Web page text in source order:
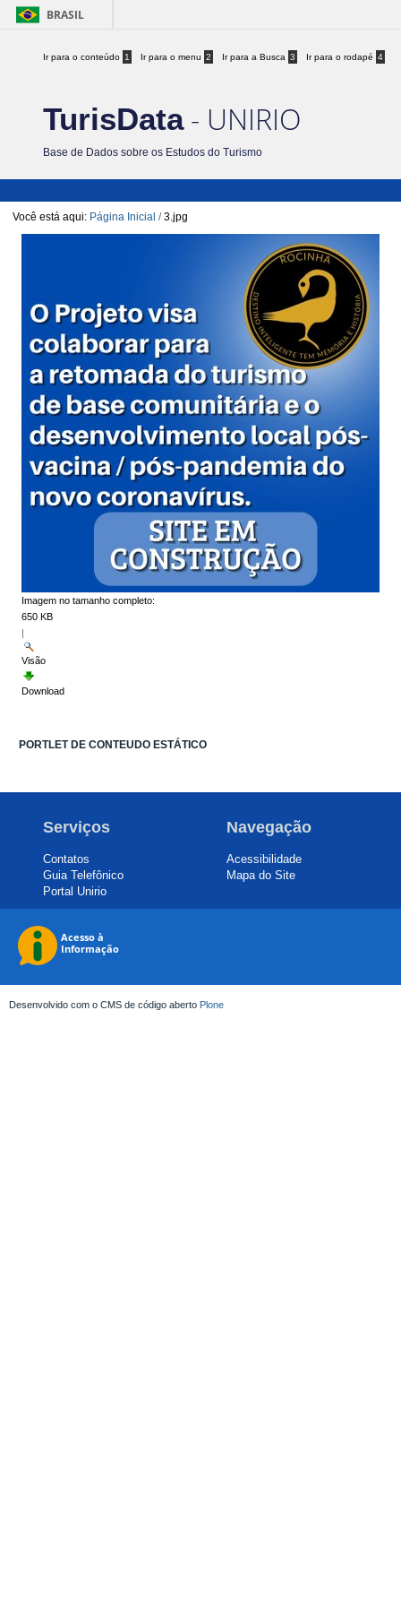
BRASIL
Ir para o conteúdo 1 Ir para o menu 2 Ir para a Busca 3 Ir para o rodapé 4
TurisData- UNIRIO
Base de Dados sobre os Estudos do Turismo
Você está aqui: Página Inicial /3.jpg
Imagem no tamanho completo:
650 KB
|
Visão
Download
PORTLET DE CONTEUDO ESTÁTICO
Serviços
Contatos
Guia Telefônico
Portal Unirio
Navegação
Acessibilidade
Mapa do Site
Desenvolvido com o CMS de código aberto Plone